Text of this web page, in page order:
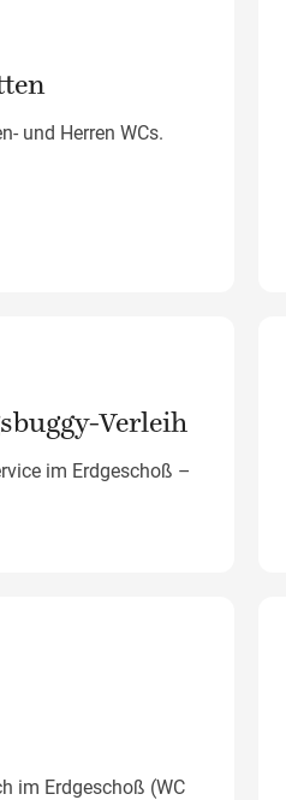
und Herren WCs.
Verleih
im Erdgeschoß –
im Erdgeschoß (WC